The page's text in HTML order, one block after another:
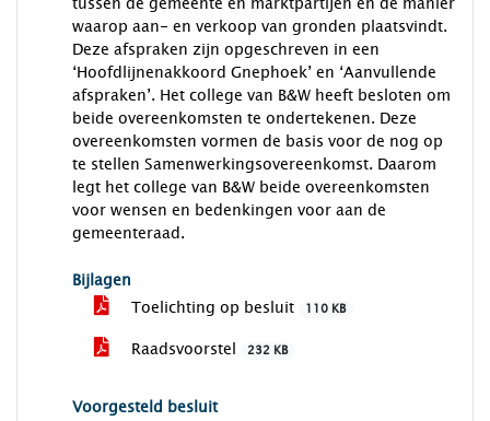
waarop aan- en verkoop van gronden plaatsvindt.
Deze afspraken zijn opgeschreven in een
‘Hoofdlijnenakkoord Gnephoek’ en ‘Aanvullende
afspraken’. Het college van B&W heeft besloten om
beide overeenkomsten te ondertekenen. Deze
overeenkomsten vormen de basis voor de nog op
te stellen Samenwerkingsovereenkomst. Daarom
legt het college van B&W beide overeenkomsten
voor wensen en bedenkingen voor aan de
gemeenteraad.
Bijlagen
Toelichting op besluit
110 KB
Raadsvoorstel 232 KB
Voorgesteld besluit